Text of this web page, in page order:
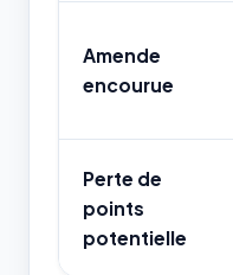
Amende
encourue
Perte de
points
potentielle